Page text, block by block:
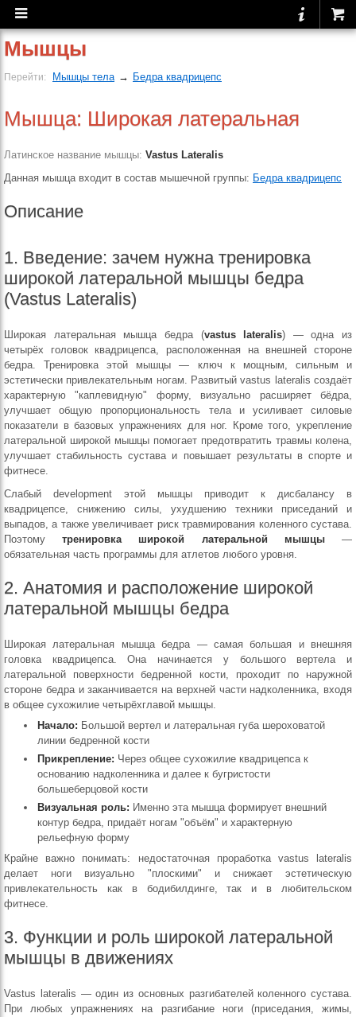
Мышцы
Перейти: Мышцы тела → Бедра квадрицепс
Мышца: Широкая латеральная
Латинское название мышцы: Vastus Lateralis
Данная мышца входит в состав мышечной группы: Бедра квадрицепс
Описание
1. Введение: зачем нужна тренировка
широкой латеральной мышцы бедра
(Vastus Lateralis)
Широкая латеральная мышца бедра (vastus lateralis) — одна из
четырёх головок квадрицепса, расположенная на внешней стороне
бедра. Тренировка этой мышцы — ключ к мощным, сильным и
эстетически привлекательным ногам. Развитый vastus lateralis создаёт
характерную "каплевидную" форму, визуально расширяет бёдра,
улучшает общую пропорциональность тела и усиливает силовые
показатели в базовых упражнениях для ног. Кроме того, укрепление
латеральной широкой мышцы помогает предотвратить травмы колена,
улучшает стабильность сустава и повышает результаты в спорте и
фитнесе.
Слабый development этой мышцы приводит к дисбалансу в
квадрицепсе, снижению силы, ухудшению техники приседаний и
выпадов, а также увеличивает риск травмирования коленного сустава.
Поэтомутренировка широкой латеральной мышцы—
обязательная часть программы для атлетов любого уровня.
2. Анатомия и расположение широкой
латеральной мышцы бедра
Широкая латеральная мышца бедра — самая большая и внешняя
головка квадрицепса. Она начинается у большого вертела и
латеральной поверхности бедренной кости, проходит по наружной
стороне бедра и заканчивается на верхней части надколенника, входя
в общее сухожилие четырёхглавой мышцы.
Начало: Большой вертел и латеральная губа шероховатой
линии бедренной кости
Прикрепление: Через общее сухожилие квадрицепса к
основанию надколенника и далее к бугристости
большеберцовой кости
Визуальная роль: Именно эта мышца формирует внешний
контур бедра, придаёт ногам "объём" и характерную
рельефную форму
Крайне важно понимать: недостаточная проработка vastus lateralis
делает ноги визуально "плоскими" и снижает эстетическую
привлекательность как в бодибилдинге, так и в любительском
фитнесе.
3. Функции и роль широкой латеральной
мышцы в движениях
Vastus lateralis — один из основных разгибателей коленного сустава.
При любых упражнениях на разгибание ноги (приседания, жимы,